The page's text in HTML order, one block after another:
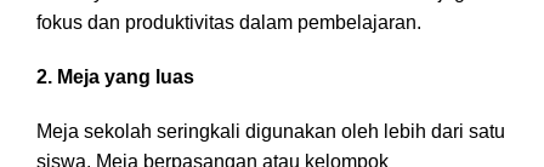
fokus dan produktivitas dalam pembelajaran.
2. Meja yang luas
Meja sekolah seringkali digunakan oleh lebih dari satu
siswa. Meja berpasangan atau kelompok